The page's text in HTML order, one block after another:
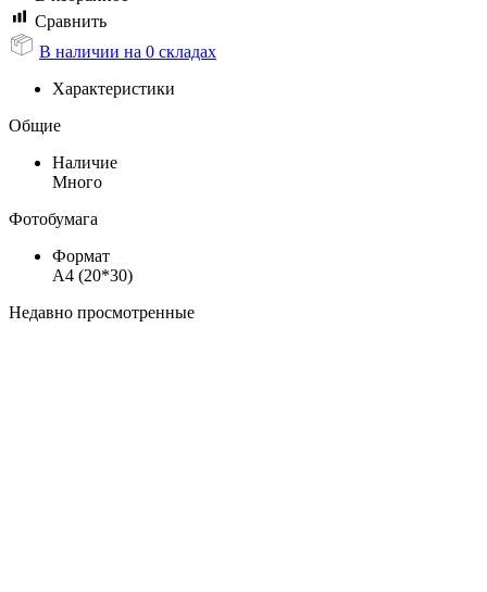
Сравнить
В наличии на 0 складах
Характеристики
Общие
Наличие
Много
Фотобумага
Формат
А4 (20*30)
Недавно просмотренные